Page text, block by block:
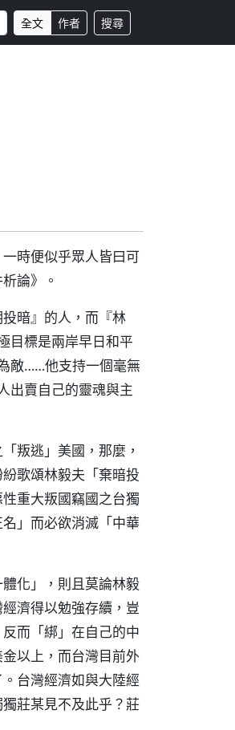
全文 作者 搜尋
時便似乎眾人皆曰可
論》。
暗』的人，而『林
目標是兩岸早日和平
敵……他支持一個毫無
出賣自己的靈魂與主
叛逃」美國，那麼，
歌頌林毅夫「棄暗投
重大叛國竊國之台獨
」而必欲消滅「中華
化」，則且莫論林毅
濟得以勉強存續，豈
而「綁」在自己的中
以上，而台灣目前外
台灣經濟如與大陸經
莊某見不及此乎？莊